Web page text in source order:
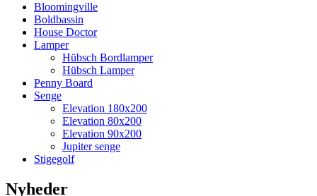
Bloomingville
Boldbassin
House Doctor
Lamper
Hübsch Bordlamper
Hübsch Lamper
Penny Board
Senge
Elevation 180x200
Elevation 80x200
Elevation 90x200
Jupiter senge
Stigegolf
Nyheder